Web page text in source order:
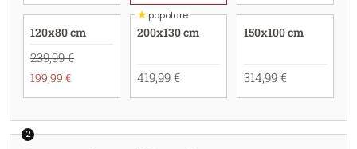
120x80 cm
239,99 €
199,99 €
★popolare
200x130 cm
419,99 €
150x100 cm
314,99 €
2